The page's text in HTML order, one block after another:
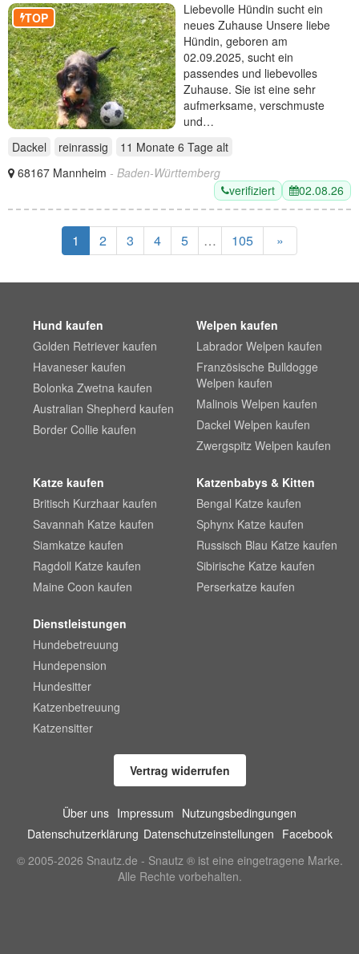
TOP
Liebevolle Hündin sucht ein
neues Zuhause Unsere liebe
Hündin, geboren am
02.09.2025, sucht ein
passendes und liebevolles
Zuhause. Sie ist eine sehr
aufmerksame, verschmuste
und…
Dackel
reinrassig 11 Monate 6 Tage alt
68167 Mannheim - Baden-Württemberg
verifiziert
02.08.26
1 2 3 4 5 … 105 »
Hund kaufen
Golden Retriever kaufen
Havaneser kaufen
Bolonka Zwetna kaufen
Australian Shepherd kaufen
Border Collie kaufen
Welpen kaufen
Labrador Welpen kaufen
Französische Bulldogge
Welpen kaufen
Malinois Welpen kaufen
Dackel Welpen kaufen
Zwergspitz Welpen kaufen
Katze kaufen
Britisch Kurzhaar kaufen
Savannah Katze kaufen
Siamkatze kaufen
Ragdoll Katze kaufen
Maine Coon kaufen
Katzenbabys & Kitten
Bengal Katze kaufen
Sphynx Katze kaufen
Russisch Blau Katze kaufen
Sibirische Katze kaufen
Perserkatze kaufen
Dienstleistungen
Hundebetreuung
Hundepension
Hundesitter
Katzenbetreuung
Katzensitter
Vertrag widerrufen
Über uns Impressum Nutzungsbedingungen
Datenschutzerklärung Datenschutzeinstellungen Facebook
© 2005-2026 Snautz.de - Snautz ® ist eine eingetragene Marke.
Alle Rechte vorbehalten.